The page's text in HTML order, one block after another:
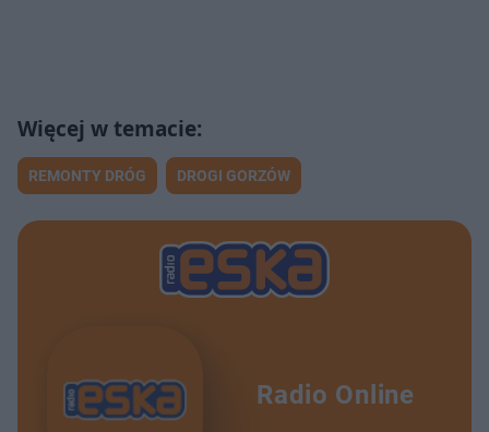
REMONTY DRÓG DROGI GORZÓW
Radio Online